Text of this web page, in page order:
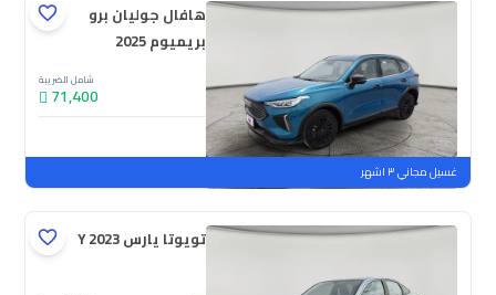
هافال جوليان برو
بريميوم 2025
شامل الضريبة
71,400
جديدة
ملوحة
غسيل مجاني ٣ اشهر
تويوتا يارس Y 2023